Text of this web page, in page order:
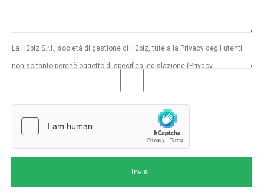
Invia